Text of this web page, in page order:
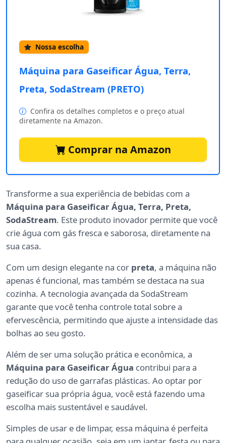
Nossa escolha
Máquina para Gaseificar Água, Terra,
Preta, SodaStream (PRETO)
Confira os detalhes completos e o preço atual
diretamente na Amazon.
Comprar na Amazon
Transforme a sua experiência de bebidas com a
Máquina para Gaseificar Água, Terra, Preta,
SodaStream. Este produto inovador permite que você
crie água com gás fresca e saborosa, diretamente na
sua casa.
Com um design elegante na cor preta, a máquina não
apenas é funcional, mas também se destaca na sua
cozinha. A tecnologia avançada da SodaStream
garante que você tenha controle total sobre a
efervescência, permitindo que ajuste a intensidade das
bolhas ao seu gosto.
Além de ser uma solução prática e econômica, a
Máquina para Gaseificar Água contribui para a
redução do uso de garrafas plásticas. Ao optar por
gaseificar sua própria água, você está fazendo uma
escolha mais sustentável e saudável.
Simples de usar e de limpar, essa máquina é perfeita